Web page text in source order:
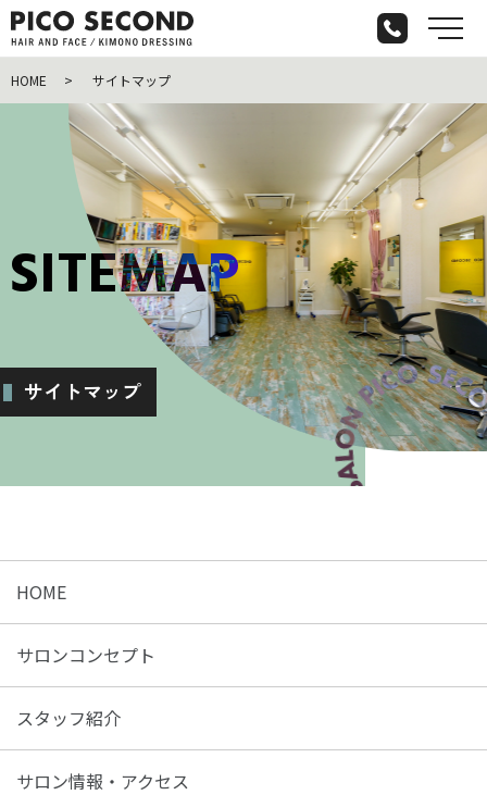
メ
HOME サイトマップ
SITEMAP
サイトマップ
HOME
サロンコンセプト
スタッフ紹介
サロン情報・アクセス